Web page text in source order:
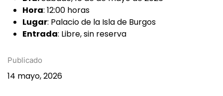
Día:Sábado, 16 de de mayo de 2026
Hora: 12:00 horas
Lugar: Palacio de la Isla de Burgos
Publicado